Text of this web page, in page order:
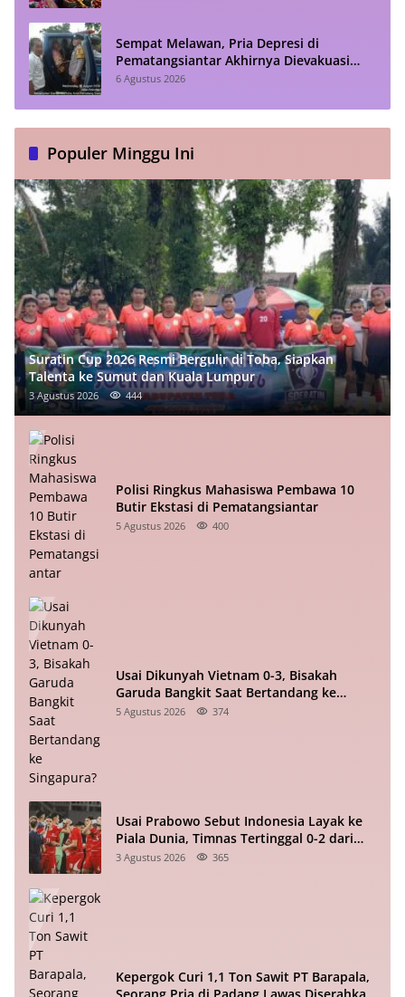
Sempat Melawan, Pria Depresi di
Pematangsiantar Akhirnya Dievakuasi
Polisi
6 Agustus 2026
Populer Minggu Ini
Suratin Cup 2026 Resmi Bergulir di Toba, Siapkan
Talenta ke Sumut dan Kuala Lumpur
3 Agustus 2026 444
Polisi Ringkus Mahasiswa Pembawa 10
Butir Ekstasi di Pematangsiantar
5 Agustus 2026 400
Usai Dikunyah Vietnam 0-3, Bisakah
Garuda Bangkit Saat Bertandang ke
Singapura?
5 Agustus 2026 374
Usai Prabowo Sebut Indonesia Layak ke
Piala Dunia, Timnas Tertinggal 0-2 dari
Vietnam Babak I Piala ASEAN
3 Agustus 2026 365
Kepergok Curi 1,1 Ton Sawit PT Barapala,